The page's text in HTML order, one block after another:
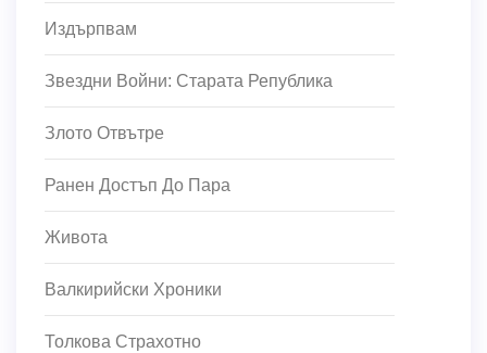
Издърпвам
Звездни Войни: Старата Република
Злото Отвътре
Ранен Достъп До Пара
Живота
Валкирийски Хроники
Толкова Страхотно